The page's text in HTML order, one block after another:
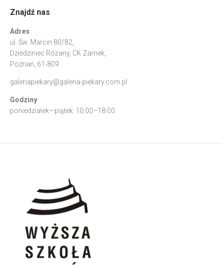
Znajdź nas
Adres
ul. Św. Marcin 80/82,
Dziedziniec Różany, CK Zamek,
Poznań, 61-809
galeriapiekary@galeria-piekary.com.pl
Godziny
poniedziałek—piątek: 10:00–18:00